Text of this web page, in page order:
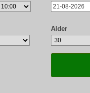
Alder